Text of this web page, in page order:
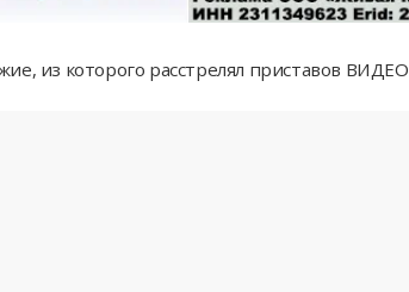
из которого расстрелял приставов ВИДЕО